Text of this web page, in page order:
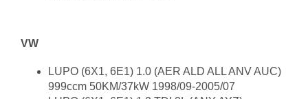
VW
LUPO (6X1, 6E1) 1.0 (AER ALD ALL ANV AUC)
999ccm 50KM/37kW 1998/09-2005/07